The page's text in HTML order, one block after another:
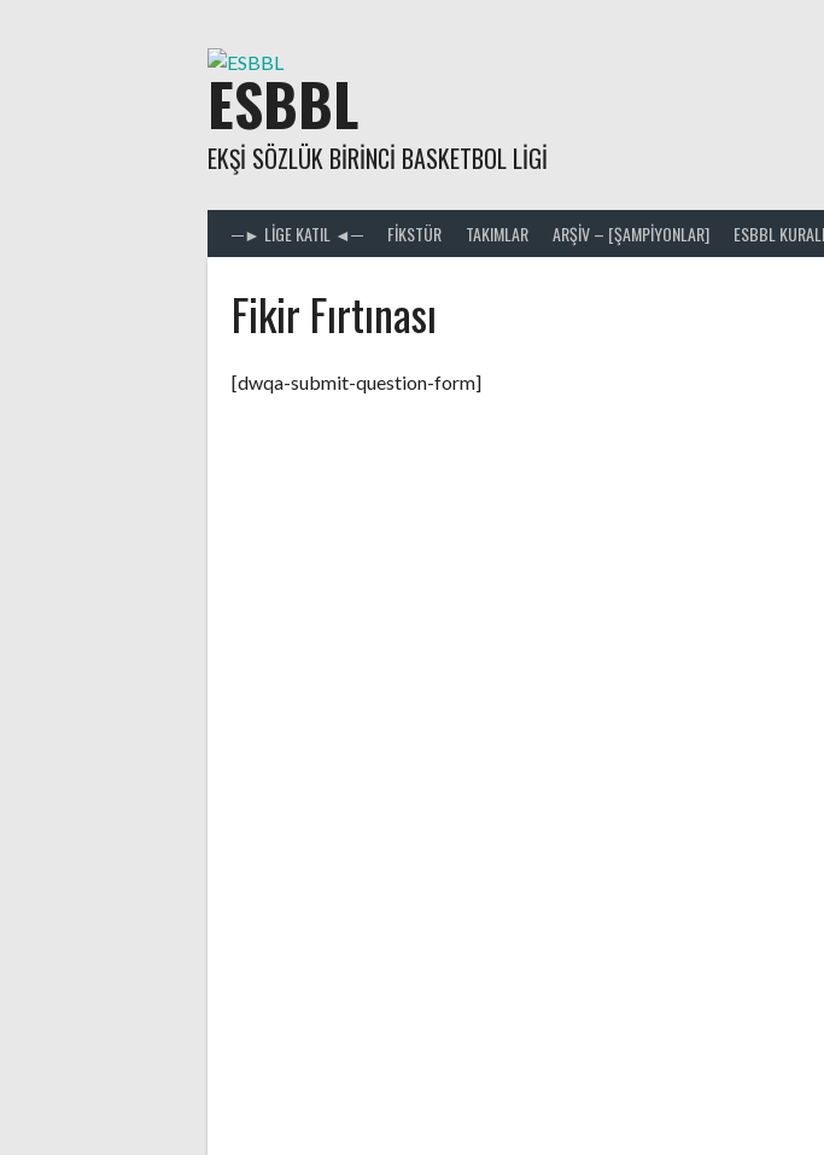
ESBBL
EKŞI SÖZLÜK BIRINCI BASKETBOL LIGI
─► LIGE KATIL ◄─ FIKSTÜR TAKIMLAR ARŞIV – [ŞAMPİYONLAR] ESBBL
Fikir Fırtınası
[dwqa-submit-question-form]